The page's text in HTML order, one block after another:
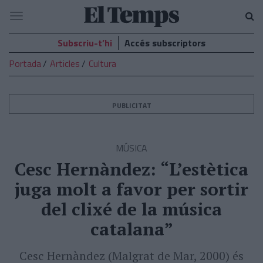
El
Temps
Navegació
Subscriu-t’hi
Accés subscriptors
Portada
Articles Cultura
PUBLICITAT
MÚSICA
Cesc Hernàndez: “L’estètica
juga molt a favor per sortir
del clixé de la música
catalana”
Cesc Hernàndez (Malgrat de Mar, 2000) és